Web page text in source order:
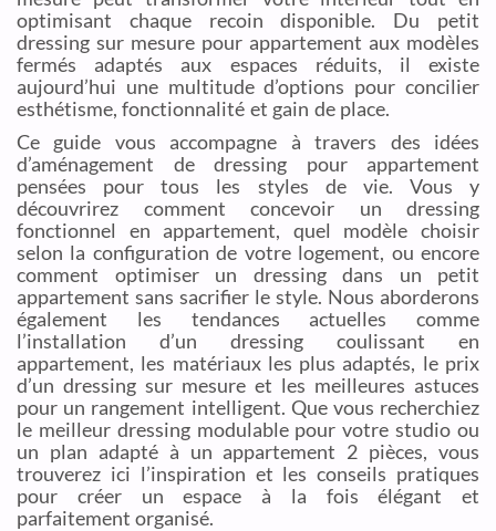
optimisant chaque recoin disponible. Du petit
dressing sur mesure pour appartement aux modèles
fermés adaptés aux espaces réduits, il existe
aujourd’hui une multitude d’options pour concilier
esthétisme, fonctionnalité et gain de place.
Ce guide vous accompagne à travers des idées
d’aménagement de dressing pour appartement
pensées pour tous les styles de vie. Vous y
découvrirez comment concevoir un dressing
fonctionnel en appartement, quel modèle choisir
selon la configuration de votre logement, ou encore
comment optimiser un dressing dans un petit
appartement sans sacrifier le style. Nous aborderons
également les tendances actuelles comme
l’installation d’un dressing coulissant en
appartement, les matériaux les plus adaptés, le prix
d’un dressing sur mesure et les meilleures astuces
pour un rangement intelligent. Que vous recherchiez
le meilleur dressing modulable pour votre studio ou
un plan adapté à un appartement 2 pièces, vous
trouverez ici l’inspiration et les conseils pratiques
pour créer un espace à la fois élégant et
parfaitement organisé.